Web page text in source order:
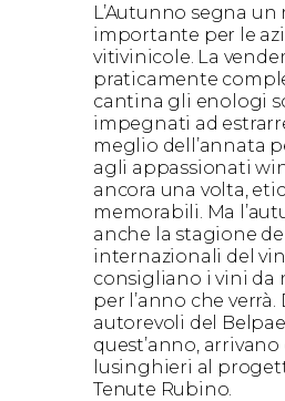
L’Autunno segna
importante per le
vitivinicole. La
praticamente
cantina gli enologi
impegnati ad
meglio dell’annata
agli appassionati
ancora una volta,
memorabili. Ma
anche la stagione
internazionali del
consigliano i vini da
per l’anno che verrà.
autorevoli del
quest’anno,
lusinghieri al
Tenute Rubino.